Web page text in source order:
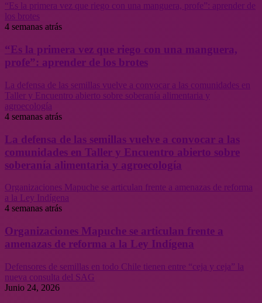
“Es la primera vez que riego con una manguera, profe”: aprender de
los brotes
4 semanas atrás
“Es la primera vez que riego con una manguera,
profe”: aprender de los brotes
La defensa de las semillas vuelve a convocar a las comunidades en
Taller y Encuentro abierto sobre soberanía alimentaria y
agroecología
4 semanas atrás
La defensa de las semillas vuelve a convocar a las
comunidades en Taller y Encuentro abierto sobre
soberanía alimentaria y agroecología
Organizaciones Mapuche se articulan frente a amenazas de reforma
a la Ley Indígena
4 semanas atrás
Organizaciones Mapuche se articulan frente a
amenazas de reforma a la Ley Indígena
Defensores de semillas en todo Chile tienen entre “ceja y ceja” la
nueva consulta del SAG
Junio 24, 2026